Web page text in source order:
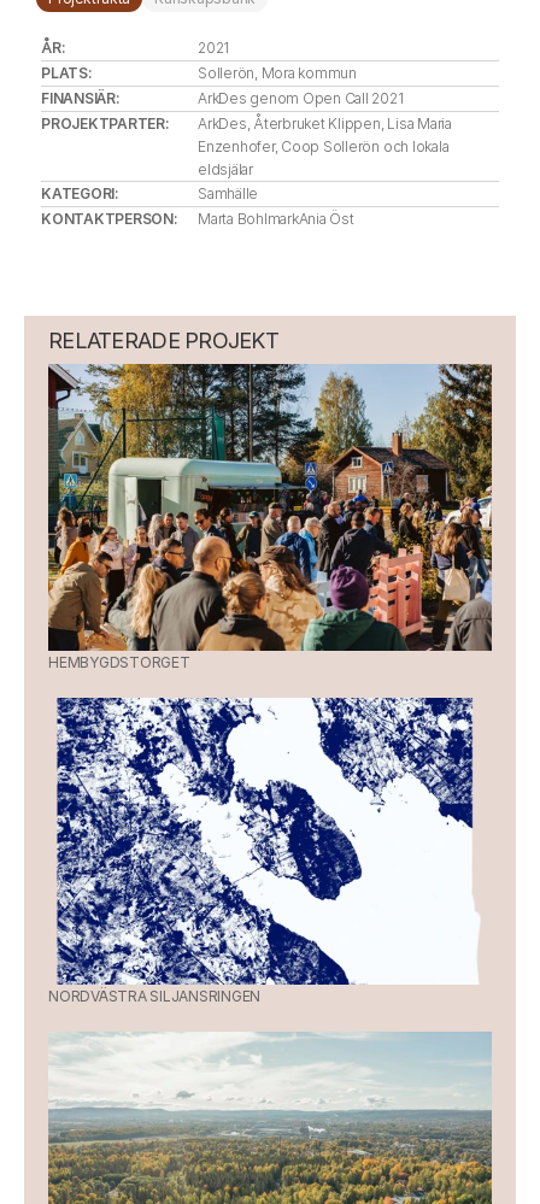
KATEGORI: Samhälle
ÅR:
2021
PLATS:
Sollerön, Mora kommun
FINANSIÄR:
ArkDes genom Open Call 2021
PROJEKTPARTER:
ArkDes, Återbruket Klippen, Lisa Maria
Enzenhofer, Coop Sollerön och lokala
eldsjälar
KONTAKTPERSON: Marta BohlmarkAnia Öst
RELATERADE PROJEKT
HEMBYGDSTORGET
NORDVÄSTRA SILJANSRINGEN